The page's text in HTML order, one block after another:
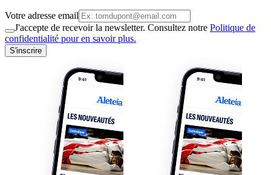
Votre adresse email
J'accepte de recevoir la newsletter. Consultez notre Politique de
confidentialité pour en savoir plus.
S'inscrire